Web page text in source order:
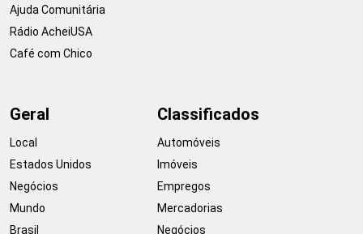
Ajuda Comunitária
Rádio AcheiUSA
Café com Chico
Geral
Local
Estados Unidos
Negócios
Mundo
Brasil
Classificados
Automóveis
Imóveis
Empregos
Mercadorias
Negócios